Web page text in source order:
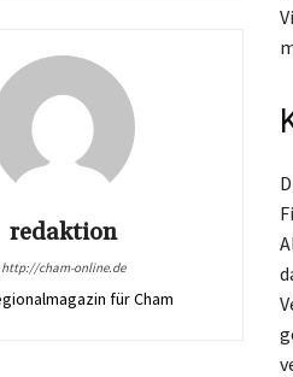
redaktion
http://cham-online.de
für Cham